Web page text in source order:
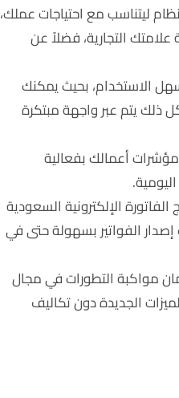
ليتناسب مع احتياجات عملك،
التجارية، فضلاً عن
سهل الاستخدام، بحيث يمكنك
ذلك يتم عبر واجهة مبتكرة
مؤشرات أعمالك بفعالية
الإلكترونية السعودية
الفواتير بسهولة حتى في
مواكبة التطورات في مجال
الجديدة دون تكاليف